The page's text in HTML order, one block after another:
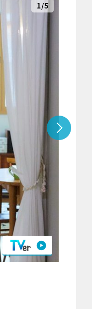
1/5
羅＆佐々木舞香SPインタ